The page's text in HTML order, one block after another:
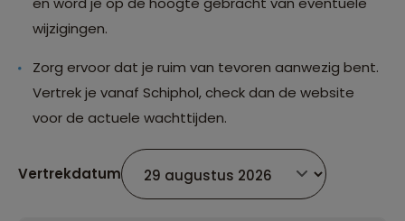
wijzigingen.
Zorg ervoor dat je ruim van tevoren aanwezig bent.
Vertrek je vanaf Schiphol, check dan de website
voor de actuele wachttijden.
Vertrekdatum